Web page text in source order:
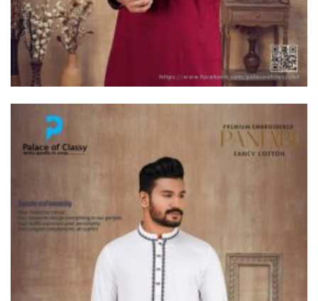
দুধকুমার নদে সাঁড়াশি অভিযান, জব্দ ২
হাজার ৫০০ মিটার চায়না জাল
ভূরুঙ্গামারীতে ভারতীয় গরু সহ ৩